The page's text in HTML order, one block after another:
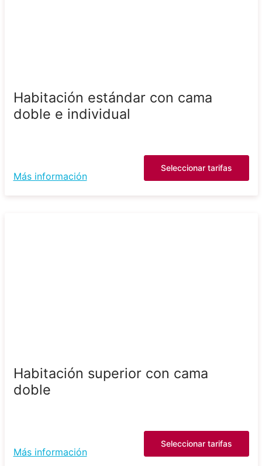
Habitación estándar con cama
doble e individual
Más información
Seleccionar tarifas
Habitación superior con cama
doble
Más información
Seleccionar tarifas